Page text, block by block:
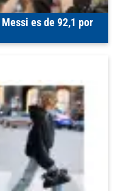
es de 92,1 por